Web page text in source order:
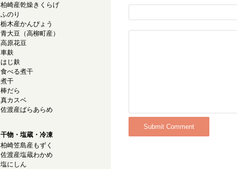
柏崎産乾燥きくらげ
ふのり
栃木産かんぴょう
青大豆（高柳町産）
高原花豆
車麸
はじ麸
食べる煮干
煮干
棒だら
真カスベ
佐渡産ばらあらめ
干物・塩蔵・冷凍
柏崎笠島産もずく
佐渡産塩蔵わかめ
塩にしん